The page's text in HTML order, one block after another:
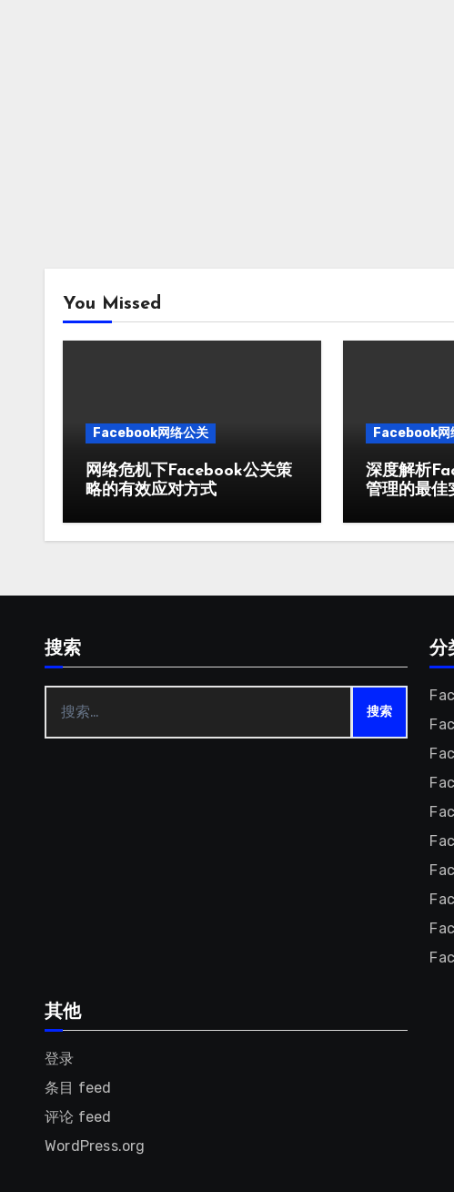
You Missed
Facebook网络公关
网络危机下Facebook公关策
略的有效应对方式
Facebook网
深度解析
管理的最佳
搜索
索：
分
其他
登录
条目 feed
评论 feed
WordPress.org